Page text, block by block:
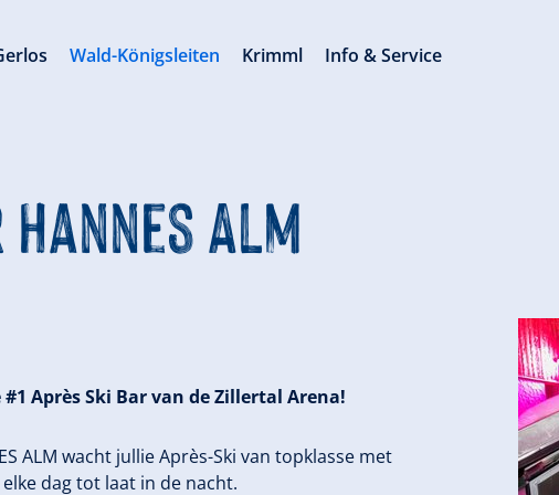
Alm
Après Ski Bar van de Zillertal Arena!
ALM wacht jullie Après-Ski van topklasse met
dag tot laat in de nacht.
Wald-Königsleiten Krimml Info & Service